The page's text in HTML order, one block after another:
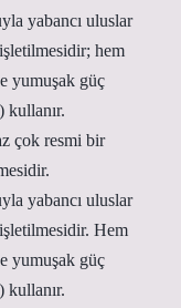
yabancı uluslar
hem
yumuşak güç
kullanır.
çok resmi bir
yabancı uluslar
Hem
yumuşak güç
kullanır.